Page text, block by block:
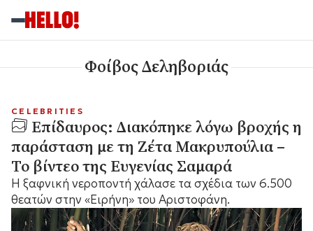
Φοίβος Δεληβοριάς
CELEBRITIES
Επίδαυρος: Διακόπηκε λόγω βροχής η
παράσταση με τη Ζέτα Μακρυπούλια –
Το βίντεο της Ευγενίας Σαμαρά
Η ξαφνική νεροποντή χάλασε τα σχέδια των 6.500
θεατών στην «Ειρήνη» του Αριστοφάνη.